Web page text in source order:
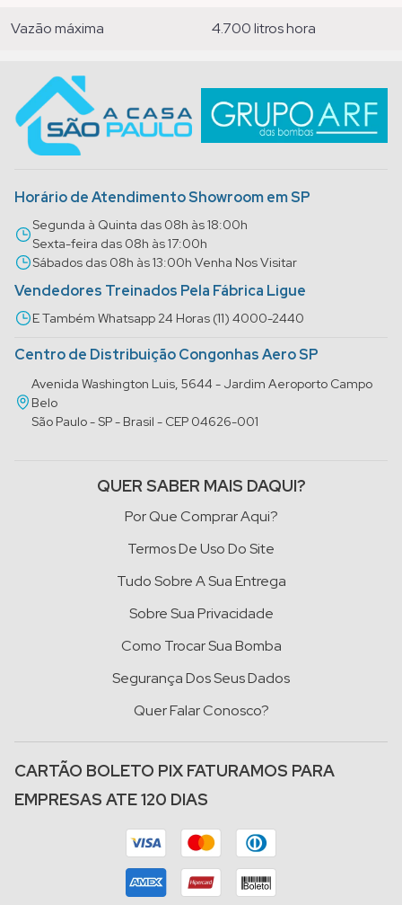
vazão máxima 4.700 litros hora
Horário de Atendimento Showroom em SP
Segunda à Quinta das 08h às 18:00h
Sexta-feira das 08h às 17:00h
Sábados das 08h às 13:00h Venha Nos Visitar
Vendedores Treinados Pela Fábrica Ligue
E Também Whatsapp 24 Horas (11) 4000-2440
Centro de Distribuição Congonhas Aero SP
Avenida Washington Luis, 5644 - Jardim Aeroporto Campo
Belo
São Paulo - SP - Brasil - CEP 04626-001
QUER SABER MAIS DAQUI?
Por Que Comprar Aqui?
Termos De Uso Do Site
Tudo Sobre A Sua Entrega
Sobre Sua Privacidade
Como Trocar Sua Bomba
Segurança Dos Seus Dados
Quer Falar Conosco?
CARTÃO BOLETO PIX FATURAMOS PARA
EMPRESAS ATE 120 DIAS